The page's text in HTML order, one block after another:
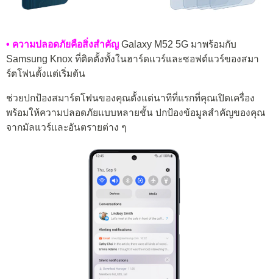
• ความปลอดภัยคือสิ่งสำคัญ Galaxy M52 5G มาพร้อมกับ
Samsung Knox ที่ติดตั้งทั้งในฮาร์ดแวร์และซอฟต์แวร์ของสมา
ร์ตโฟนตั้งแต่เริ่มต้น
ช่วยปกป้องสมาร์ตโฟนของคุณตั้งแต่นาทีที่แรกที่คุณเปิดเครื่อง
พร้อมให้ความปลอดภัยแบบหลายชั้น ปกป้องข้อมูลสำคัญของคุณ
จากมัลแวร์และอันตรายต่าง ๆ